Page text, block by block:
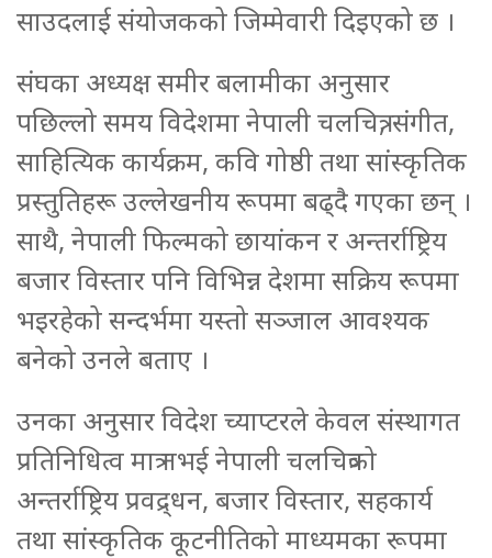
साउदलाई संयोजकको जिम्मेवारी दिइएको छ ।
संघका अध्यक्ष समीर बलामीका अनुसार
पछिल्लो समय विदेशमा नेपाली चलचित्र, संगीत,
साहित्यिक कार्यक्रम, कवि गोष्ठी तथा सांस्कृतिक
प्रस्तुतिहरू उल्लेखनीय रूपमा बढ्दै गएका छन् ।
साथै, नेपाली फिल्मको छायांकन र अन्तर्राष्ट्रिय
बजार विस्तार पनि विभिन्न देशमा सक्रिय रूपमा
भइरहेको सन्दर्भमा यस्तो सञ्जाल आवश्यक
बनेको उनले बताए ।
उनका अनुसार विदेश च्याप्टरले केवल संस्थागत
प्रतिनिधित्व मात्र नभई नेपाली चलचित्रको
अन्तर्राष्ट्रिय प्रवद्र्धन, बजार विस्तार, सहकार्य
तथा सांस्कृतिक कूटनीतिको माध्यमका रूपमा